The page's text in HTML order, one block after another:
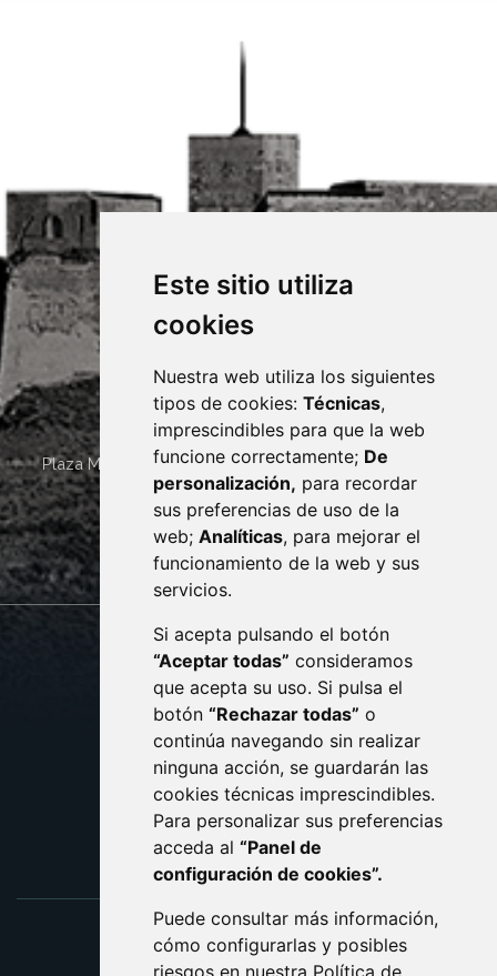
Este sitio utiliza
cookies
Nuestra web utiliza los siguientes
tipos de cookies: Técnicas,
imprescindibles para que la web
funcione correctamente; De
personalización, para recordar
sus preferencias de uso de la
web; Analíticas, para mejorar el
funcionamiento de la web y sus
servicios.
Si acepta pulsando el botón
“Aceptar todas” consideramos
que acepta su uso. Si pulsa el
botón “Rechazar todas” o
continúa navegando sin realizar
ninguna acción, se guardarán las
cookies técnicas imprescindibles.
Para personalizar sus preferencias
acceda al “Panel de
configuración de cookies”.
Puede consultar más información,
cómo configurarlas y posibles
riesgos en nuestra Política de
Plaza Mayor 4 22400 MONZÓN - ARAGÓN (ESPAÑA)
· (34) 974 400 700 ·
sac@monzon.es
monzon.es
CONTACTO
AVISO LEGAL
PROTECCIÓN DE DATOS
POLÍTICA DE COOKIES
ACCESIBILIDAD
ENLACE EXTERNO AL